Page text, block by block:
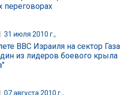
переговорах
31 июля 2010 г.,
ВВС Израиля на сектор Газа
из лидеров боевого крыла
07 августа 2010 г.,